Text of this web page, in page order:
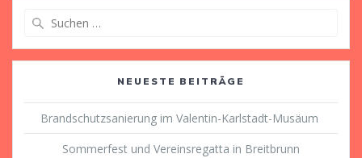
NEUESTE BEITRÄGE
Brandschutzsanierung im Valentin-Karlstadt-Musäum
Sommerfest und Vereinsregatta in Breitbrunn